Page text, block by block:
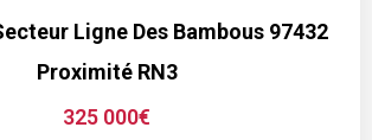
Ligne Des Bambous 97432
Proximité RN3
325 000€